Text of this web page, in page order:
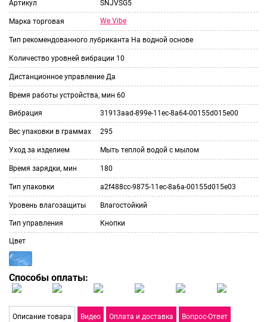
Артикул SNJVSG5
Марка торговая We Vibe
Тип рекомендованного лубриканта На водной основе
Количество уровней вибрации 10
Дистанционное управление Да
Время работы устройства, мин 60
Вибрация 31913aad-899e-11ec-8a64-00155d015e00
Вес упаковки в граммах 295
Уход за изделием Мыть теплой водой с мылом
Время зарядки, мин 180
Тип упаковки a2f488cc-9875-11ec-8a6a-00155d015e03
Уровень влагозащиты Влагостойкий
Тип управления Кнопки
Цвет
Способы оплаты:
Описание товара Видео Оплата и доставка Вопрос-Ответ